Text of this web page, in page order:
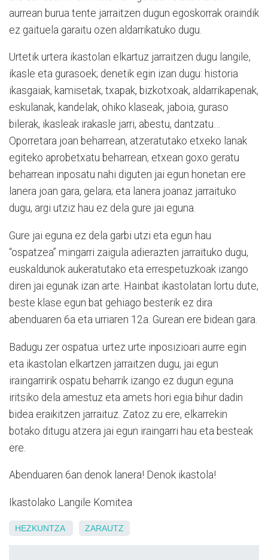
aurrean burua tente jarraitzen dugun egoskorrak oraindik
ez gaituela garaitu ozen aldarrikatuko dugu.
Urtetik urtera ikastolan elkartuz jarraitzen dugu langile,
ikasle eta gurasoek; denetik egin izan dugu: historia
ikasgaiak, kamisetak, txapak, bizkotxoak, aldarrikapenak,
eskulanak, kandelak, ohiko klaseak, jaboia, guraso
bilerak, ikasleak irakasle jarri, abestu, dantzatu…
Oporretara joan beharrean, atzeratutako etxeko lanak
egiteko aprobetxatu beharrean, etxean goxo geratu
beharrean inposatu nahi diguten jai egun honetan ere
lanera joan gara, gelara; eta lanera joanaz jarraituko
dugu, argi utziz hau ez dela gure jai eguna.
Gure jai eguna ez dela garbi utzi eta egun hau
“ospatzea” mingarri zaigula adierazten jarraituko dugu,
euskaldunok aukeratutako eta errespetuzkoak izango
diren jai egunak izan arte. Hainbat ikastolatan lortu dute,
beste klase egun bat gehiago besterik ez dira
abenduaren 6a eta urriaren 12a. Gurean ere bidean gara.
Badugu zer ospatua: urtez urte inposizioari aurre egin
eta ikastolan elkartzen jarraitzen dugu, jai egun
iraingarririk ospatu beharrik izango ez dugun eguna
iritsiko dela amestuz eta amets hori egia bihur dadin
bidea eraikitzen jarraituz. Zatoz zu ere, elkarrekin
botako ditugu atzera jai egun iraingarri hau eta besteak
ere.
Abenduaren 6an denok lanera! Denok ikastola!
Ikastolako Langile Komitea
HEZKUNTZA ZARAUTZ